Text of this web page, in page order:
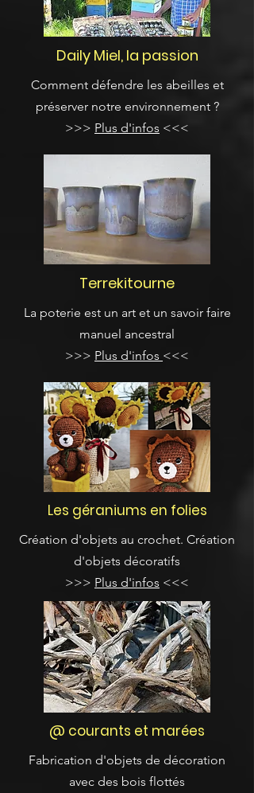
Daily Miel, la passion
Comment défendre les abeilles et
préserver notre environnement ?
>>> Plus d'infos <<<
Terrekitourne
La poterie est un art et un savoir faire
manuel ancestral
>>> Plus d'infos <<<
Les géraniums en folies
Création d'objets au crochet. Création
d'objets décoratifs
>>> Plus d'infos <<<
@ courants et marées
Fabrication d'objets de décoration
avec des bois flottés